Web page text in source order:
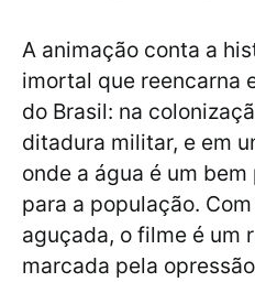
A animação conta a
imortal que reencarna
do Brasil: na
ditadura militar, e em
onde a água é um
para a população.
aguçada, o filme é um
marcada pela